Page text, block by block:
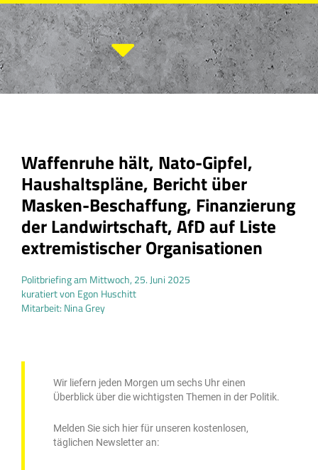
Zum
Inhalt
springen
Waffenruhe hält, Nato-Gipfel,
Haushaltspläne, Bericht über
Masken-Beschaffung, Finanzierung
der Landwirtschaft, AfD auf Liste
extremistischer Organisationen
Politbriefing am Mittwoch, 25. Juni 2025
kuratiert von Egon Huschitt
Mitarbeit: Nina Grey
Wir liefern jeden Morgen um sechs Uhr einen
Überblick über die wichtigsten Themen in der Politik.
Melden Sie sich hier für unseren kostenlosen,
täglichen Newsletter an: